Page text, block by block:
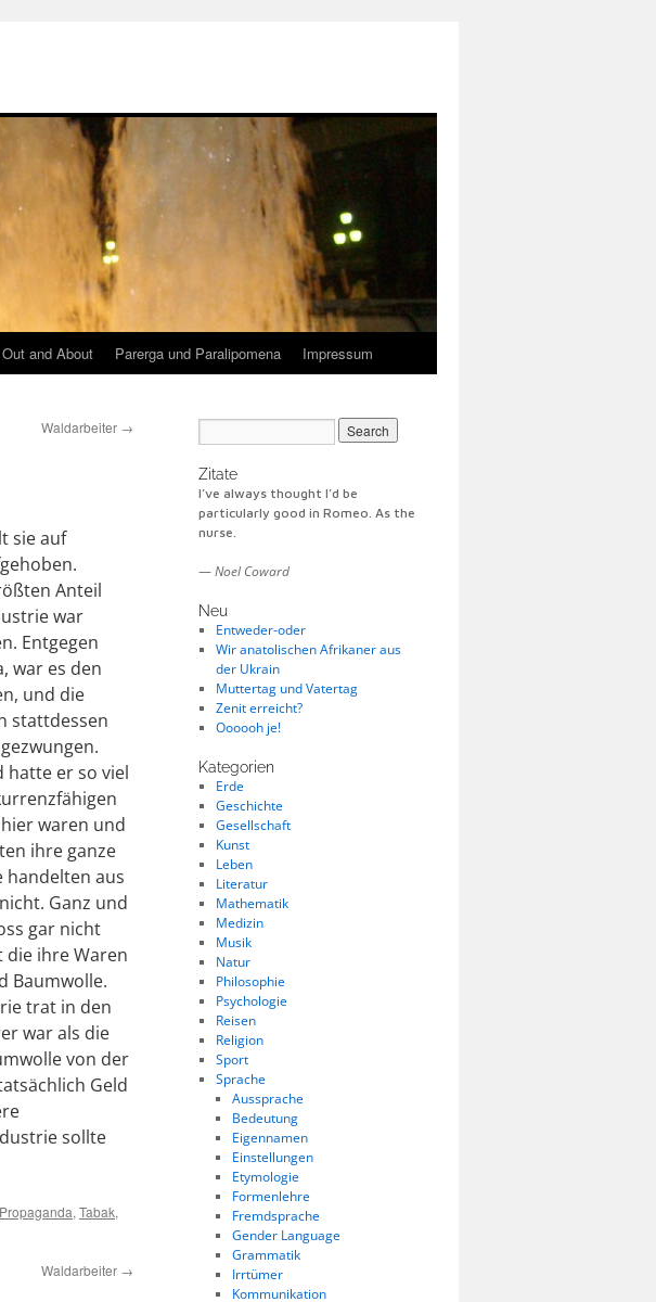
Out and About Parerga und Paralipomena Impressum
Waldarbeiter →
sie auf
Anteil
war
Entgegen
war es den
und die
stattdessen
hatte er so viel
waren und
ihre ganze
handelten aus
Ganz und
gar nicht
die ihre Waren
Baumwolle.
trat in den
war als die
von der
Geld
sollte
Propaganda, Tabak,
Waldarbeiter →
Zitate
I’ve always thought I’d be
particularly good in Romeo. As the
nurse.
—Noel Coward
Neu
Entweder-oder
Wir anatolischen Afrikaner aus
der Ukrain
Muttertag und Vatertag
Zenit erreicht?
Oooooh je!
Kategorien
Erde
Geschichte
Gesellschaft
Kunst
Leben
Literatur
Mathematik
Medizin
Musik
Natur
Philosophie
Psychologie
Reisen
Religion
Sport
Sprache
Aussprache
Bedeutung
Eigennamen
Einstellungen
Etymologie
Formenlehre
Fremdsprache
Gender Language
Grammatik
Irrtümer
Kommunikation